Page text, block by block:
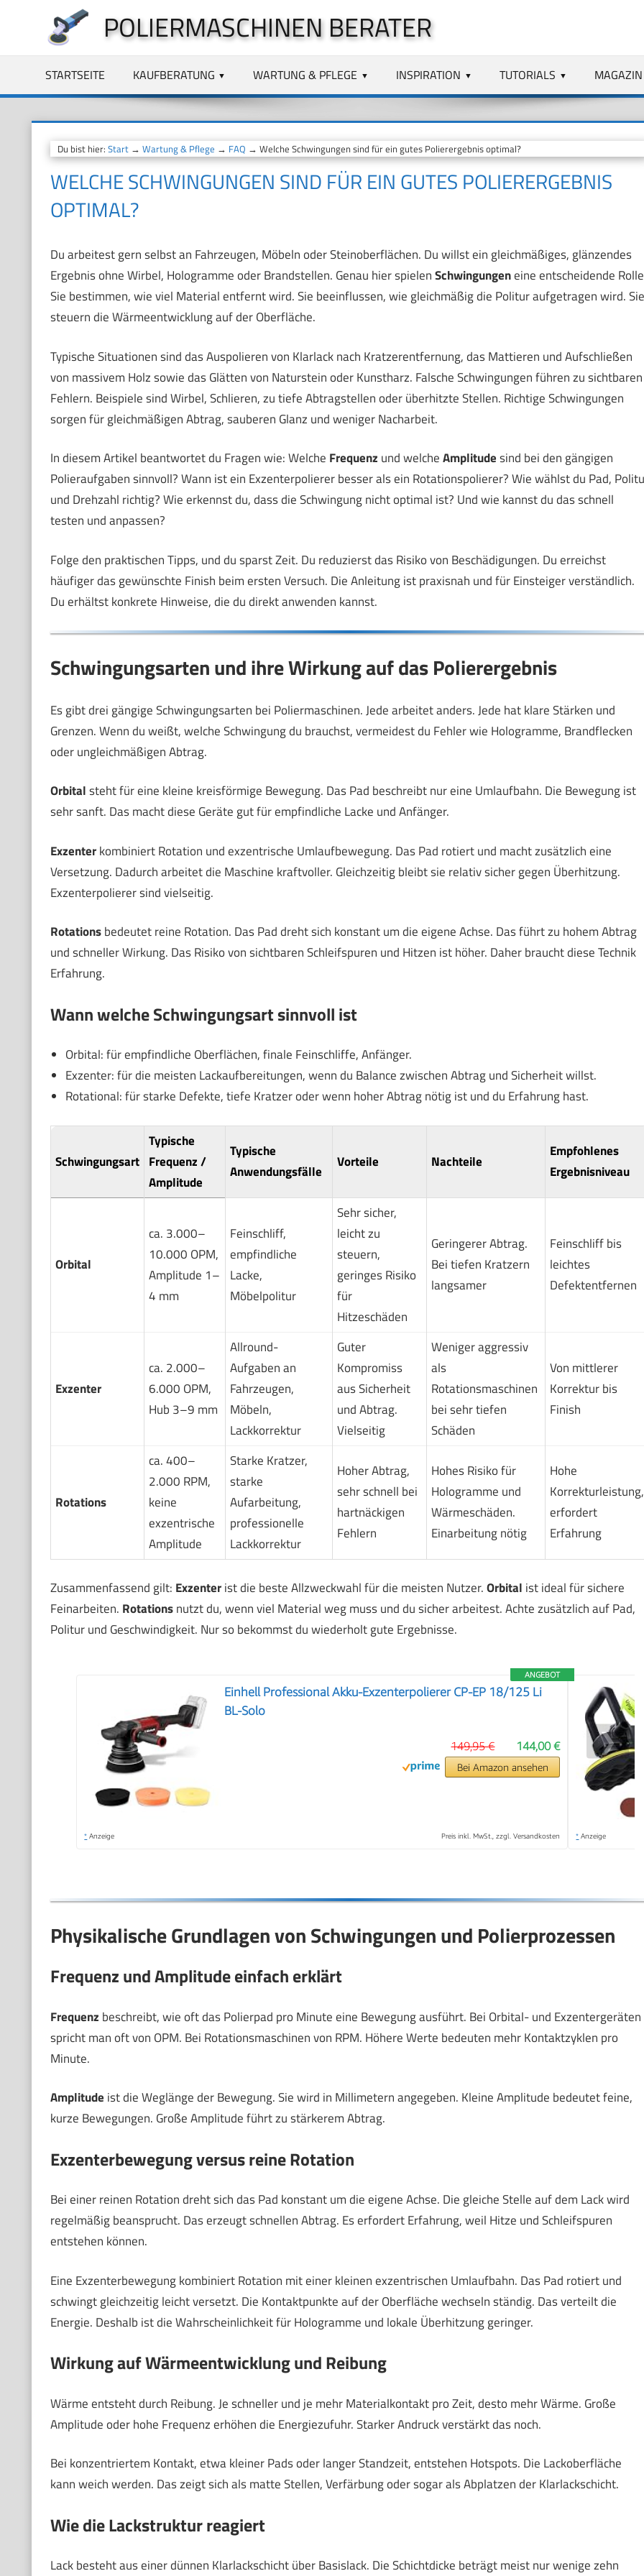
springen
POLIERMASCHINEN BERATER
STARTSEITE KAUFBERATUNG WARTUNG & PFLEGE INSPIRATION TUTORIALS MAGAZIN
Du bist hier: Start→ Wartung & Pflege → FAQ → Welche Schwingungen sind für ein gutes Polierergebnis optimal?
WELCHE SCHWINGUNGEN SIND FÜR EIN GUTES POLIERERGEBNIS
OPTIMAL?
Du arbeitest gern selbst an Fahrzeugen, Möbeln oder Steinoberflächen. Du willst ein gleichmäßiges, glänzendes
Ergebnis ohne Wirbel, Hologramme oder Brandstellen. Genau hier spielenSchwingungeneine entscheidende
Sie bestimmen, wie viel Material entfernt wird. Sie beeinflussen, wie gleichmäßig die Politur aufgetragen wird. Sie
steuern die Wärmeentwicklung auf der Oberfläche.
Typische Situationen sind das Auspolieren von Klarlack nach Kratzerentfernung, das Mattieren und Aufschließen
von massivem Holz sowie das Glätten von Naturstein oder Kunstharz. Falsche Schwingungen führen zu sichtbaren
Fehlern. Beispiele sind Wirbel, Schlieren, zu tiefe Abtragstellen oder überhitzte Stellen. Richtige Schwingungen
sorgen für gleichmäßigen Abtrag, sauberen Glanz und weniger Nacharbeit.
In diesem Artikel beantwortet du Fragen wie: Welche Frequenz und welcheAmplitudesind bei den gängigen
Polieraufgaben sinnvoll? Wann ist ein Exzenterpolierer besser als ein Rotationspolierer? Wie wählst du Pad,
und Drehzahl richtig? Wie erkennst du, dass die Schwingung nicht optimal ist? Und wie kannst du das schnell
testen und anpassen?
Folge den praktischen Tipps, und du sparst Zeit. Du reduzierst das Risiko von Beschädigungen. Du erreichst
häufiger das gewünschte Finish beim ersten Versuch. Die Anleitung ist praxisnah und für Einsteiger verständlich.
Du erhältst konkrete Hinweise, die du direkt anwenden kannst.
Schwingungsarten und ihre Wirkung auf das Polierergebnis
Es gibt drei gängige Schwingungsarten bei Poliermaschinen. Jede arbeitet anders. Jede hat klare Stärken und
Grenzen. Wenn du weißt, welche Schwingung du brauchst, vermeidest du Fehler wie Hologramme, Brandflecken
oder ungleichmäßigen Abtrag.
Orbitalsteht für eine kleine kreisförmige Bewegung. Das Pad beschreibt nur eine Umlaufbahn. Die Bewegung ist
sehr sanft. Das macht diese Geräte gut für empfindliche Lacke und Anfänger.
Exzenterkombiniert Rotation und exzentrische Umlaufbewegung. Das Pad rotiert und macht zusätzlich eine
Versetzung. Dadurch arbeitet die Maschine kraftvoller. Gleichzeitig bleibt sie relativ sicher gegen Überhitzung.
Exzenterpolierer sind vielseitig.
Rotationsbedeutet reine Rotation. Das Pad dreht sich konstant um die eigene Achse. Das führt zu hohem Abtrag
und schneller Wirkung. Das Risiko von sichtbaren Schleifspuren und Hitzen ist höher. Daher braucht diese Technik
Erfahrung.
Wann welche Schwingungsart sinnvoll ist
Orbital: für empfindliche Oberflächen, finale Feinschliffe, Anfänger.
Exzenter: für die meisten Lackaufbereitungen, wenn du Balance zwischen Abtrag und Sicherheit willst.
Rotational: für starke Defekte, tiefe Kratzer oder wenn hoher Abtrag nötig ist und du Erfahrung hast.
Schwingungsart
Typische
Frequenz /
Amplitude
Typische
Anwendungsfälle
Vorteile Nachteile
Empfohlenes
Ergebnisniveau
Orbital
ca. 3.000–
10.000 OPM,
Amplitude 1–
4 mm
Feinschliff,
empfindliche
Lacke,
Möbelpolitur
Sehr sicher,
leicht zu
steuern,
geringes Risiko
für
Hitzeschäden
Geringerer Abtrag.
Bei tiefen Kratzern
langsamer
Feinschliff bis
leichtes
Defektentfernen
Exzenter
ca. 2.000–
6.000 OPM,
Hub 3–9 mm
Allround-
Aufgaben an
Fahrzeugen,
Möbeln,
Lackkorrektur
Guter
Kompromiss
aus Sicherheit
und Abtrag.
Vielseitig
Weniger aggressiv
als
Rotationsmaschinen
bei sehr tiefen
Schäden
Von mittlerer
Korrektur bis
Finish
Rotations
ca. 400–
2.000 RPM,
keine
exzentrische
Amplitude
Starke Kratzer,
starke
Aufarbeitung,
professionelle
Lackkorrektur
Hoher Abtrag,
sehr schnell bei
hartnäckigen
Fehlern
Hohes Risiko für
Hologramme und
Wärmeschäden.
Einarbeitung nötig
Hohe
Korrekturleistung,
erfordert
Erfahrung
Zusammenfassend gilt: Exzenterist die beste Allzweckwahl für die meisten Nutzer.Orbital ist ideal für sichere
Feinarbeiten. Rotationsnutzt du, wenn viel Material weg muss und du sicher arbeitest. Achte zusätzlich auf Pad,
Politur und Geschwindigkeit. Nur so bekommst du wiederholt gute Ergebnisse.
ANGEBOT
Einhell Professional Akku-Exzenterpolierer CP-EP 18/125 Li
BL-Solo
144,00 €
149,95 €
Bei Amazon ansehen
* Anzeige Preis inkl. MwSt., zzgl. Versandkosten * Anzeige
❯
Physikalische Grundlagen von Schwingungen und Polierprozessen
Frequenz und Amplitude einfach erklärt
Frequenz beschreibt, wie oft das Polierpad pro Minute eine Bewegung ausführt. Bei Orbital- und Exzentergeräten
spricht man oft von OPM. Bei Rotationsmaschinen von RPM. Höhere Werte bedeuten mehr Kontaktzyklen pro
Minute.
Amplitude ist die Weglänge der Bewegung. Sie wird in Millimetern angegeben. Kleine Amplitude bedeutet feine,
kurze Bewegungen. Große Amplitude führt zu stärkerem Abtrag.
Exzenterbewegung versus reine Rotation
Bei einer reinen Rotation dreht sich das Pad konstant um die eigene Achse. Die gleiche Stelle auf dem Lack wird
regelmäßig beansprucht. Das erzeugt schnellen Abtrag. Es erfordert Erfahrung, weil Hitze und Schleifspuren
entstehen können.
Eine Exzenterbewegung kombiniert Rotation mit einer kleinen exzentrischen Umlaufbahn. Das Pad rotiert und
schwingt gleichzeitig leicht versetzt. Die Kontaktpunkte auf der Oberfläche wechseln ständig. Das verteilt die
Energie. Deshalb ist die Wahrscheinlichkeit für Hologramme und lokale Überhitzung geringer.
Wirkung auf Wärmeentwicklung und Reibung
Wärme entsteht durch Reibung. Je schneller und je mehr Materialkontakt pro Zeit, desto mehr Wärme. Große
Amplitude oder hohe Frequenz erhöhen die Energiezufuhr. Starker Andruck verstärkt das noch.
Bei konzentriertem Kontakt, etwa kleiner Pads oder langer Standzeit, entstehen Hotspots. Die Lackoberfläche
kann weich werden. Das zeigt sich als matte Stellen, Verfärbung oder sogar als Abplatzen der Klarlackschicht.
Wie die Lackstruktur reagiert
Lack besteht aus einer dünnen Klarlackschicht über Basislack. Die Schichtdicke beträgt meist nur wenige zehn